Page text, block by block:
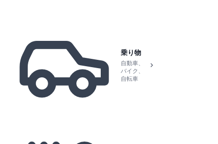
乗り物
自動車、
バイク、
自転車